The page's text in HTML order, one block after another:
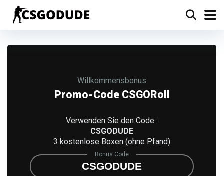
Willkommensbonus
Promo-Code CSGORoll
Verwenden Sie den Code :
CSGODUDE
3 kostenlose Boxen (ohne Pfand)
Bonus Code
CSGODUDE